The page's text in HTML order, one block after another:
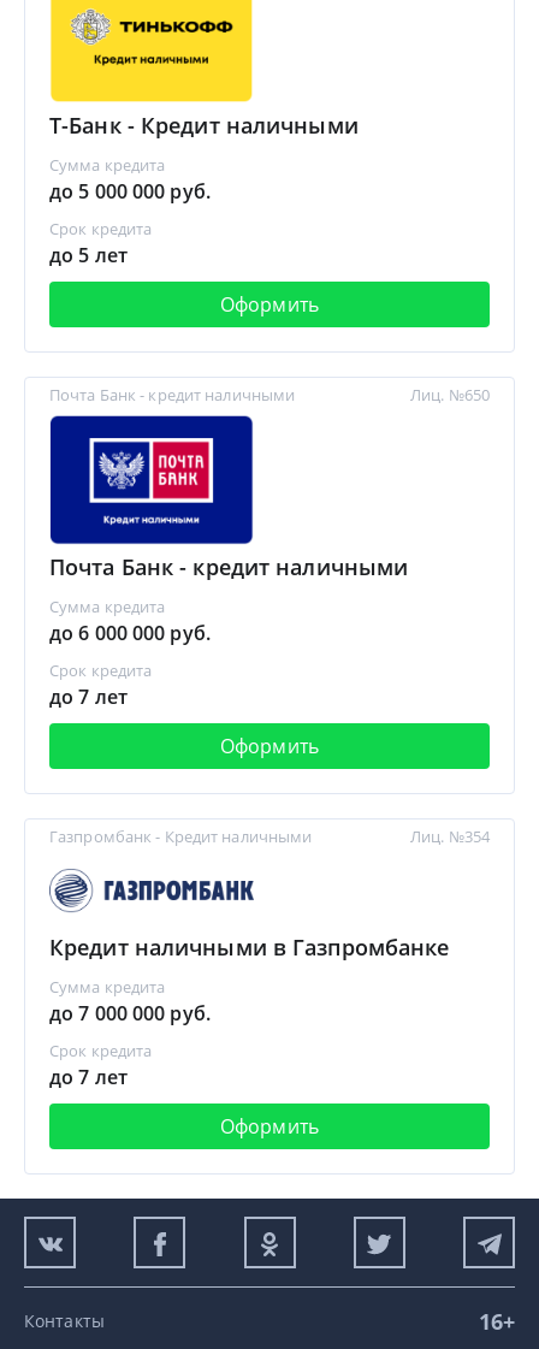
Т-Банк - Кредит наличными
Сумма кредита
до 5 000 000 руб.
Срок кредита
до 5 лет
Оформить
Почта Банк - кредит наличными
Почта Банк - кредит наличными
Сумма кредита
до 6 000 000 руб.
Срок кредита
до 7 лет
Оформить
Лиц. №650
Газпромбанк - Кредит наличными
Кредит наличными в Газпромбанке
Сумма кредита
до 7 000 000 руб.
Срок кредита
до 7 лет
Оформить
Лиц. №354
Контакты 16+